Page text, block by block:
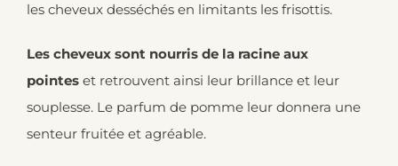
les cheveux desséchés en limitants les frisottis.
Les cheveux sont nourris de la racine aux
pointes et retrouvent ainsi leur brillance et leur
souplesse. Le parfum de pomme leur donnera une
senteur fruitée et agréable.